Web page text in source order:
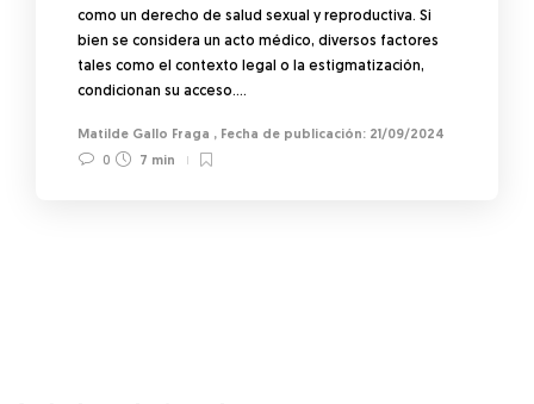
como un derecho de salud sexual y reproductiva. Si
bien se considera un acto médico, diversos factores
tales como el contexto legal o la estigmatización,
condicionan su acceso….
Matilde Gallo Fraga ,
21/09/2024
0
7 min